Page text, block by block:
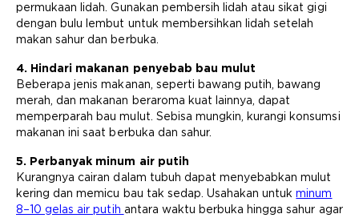
permukaan lidah. Gunakan pembersih lidah atau sikat gigi
dengan bulu lembut untuk membersihkan lidah setelah
makan sahur dan berbuka.
4. Hindari makanan penyebab bau mulut
Beberapa jenis makanan, seperti bawang putih, bawang
merah, dan makanan beraroma kuat lainnya, dapat
memperparah bau mulut. Sebisa mungkin, kurangi konsumsi
makanan ini saat berbuka dan sahur.
5. Perbanyak minum air putih
Kurangnya cairan dalam tubuh dapat menyebabkan mulut
kering dan memicu bau tak sedap. Usahakan untukminum
8–10 gelas air putih antara waktu berbuka hingga sahur agar